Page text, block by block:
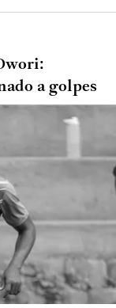
a golpes